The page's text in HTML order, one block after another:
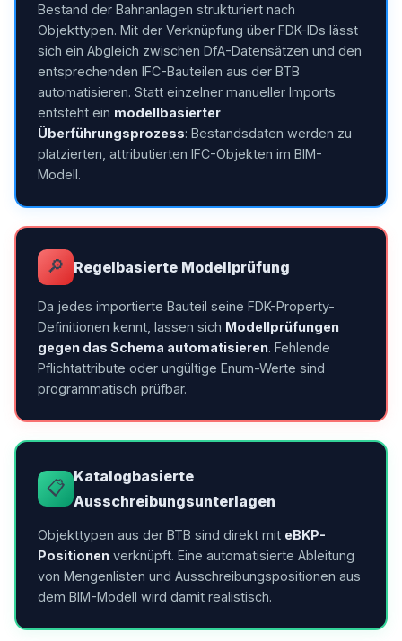
Bestand der Bahnanlagen strukturiert nach
Objekttypen. Mit der Verknüpfung über FDK-IDs lässt
sich ein Abgleich zwischen DfA-Datensätzen und den
entsprechenden IFC-Bauteilen aus der BTB
automatisieren. Statt einzelner manueller Imports
entsteht ein modellbasierter
Überführungsprozess: Bestandsdaten werden zu
platzierten, attributierten IFC-Objekten im BIM-
Modell.
🔎 Regelbasierte Modellprüfung
Da jedes importierte Bauteil seine FDK-Property-
Definitionen kennt, lassen sich Modellprüfungen
gegen das Schema automatisieren. Fehlende
Pflichtattribute oder ungültige Enum-Werte sind
programmatisch prüfbar.
📋
Katalogbasierte
Ausschreibungsunterlagen
Objekttypen aus der BTB sind direkt mit eBKP-
Positionen verknüpft. Eine automatisierte Ableitung
von Mengenlisten und Ausschreibungspositionen aus
dem BIM-Modell wird damit realistisch.